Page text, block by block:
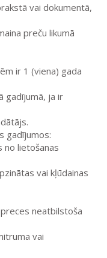
vai dokumentā,
preču likumā
ir 1 (viena) gada
gadījumā, ja ir
gadījumos:
no lietošanas
vai kļūdainas
neatbilstoša
vai